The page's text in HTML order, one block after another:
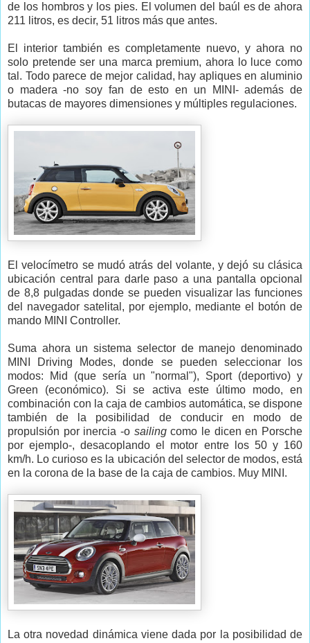
de los hombros y los pies. El volumen del baúl es de ahora
211 litros, es decir, 51 litros más que antes.
El interior también es completamente nuevo, y ahora no
solo pretende ser una marca premium, ahora lo luce como
tal. Todo parece de mejor calidad, hay apliques en aluminio
o madera -no soy fan de esto en un MINI- además de
butacas de mayores dimensiones y múltiples regulaciones.
El velocímetro se mudó atrás del volante, y dejó su clásica
ubicación central para darle paso a una pantalla opcional
de 8,8 pulgadas donde se pueden visualizar las funciones
del navegador satelital, por ejemplo, mediante el botón de
mando MINI Controller.
Suma ahora un sistema selector de manejo denominado
MINI Driving Modes, donde se pueden seleccionar los
modos: Mid (que sería un "normal"), Sport (deportivo) y
Green (económico). Si se activa este último modo, en
combinación con la caja de cambios automática, se dispone
también de la posibilidad de conducir en modo de
propulsión por inercia -o sailingcomo le dicen en Porsche
por ejemplo-, desacoplando el motor entre los 50 y 160
km/h. Lo curioso es la ubicación del selector de modos, está
en la corona de la base de la caja de cambios. Muy MINI.
La otra novedad dinámica viene dada por la posibilidad de